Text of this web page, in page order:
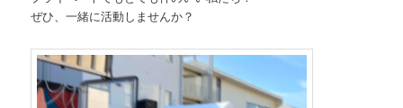
ぜひ、一緒に活動しませんか？